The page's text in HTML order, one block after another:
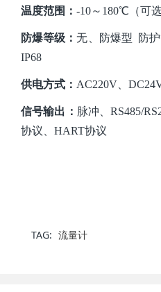
温度范围： -10～180℃（可选
防爆等级：无、防爆型 防
IP68
供电方式： AC220V、
信号输出： 脉冲、RS485/
协议、HART协议
TAG: 流量计